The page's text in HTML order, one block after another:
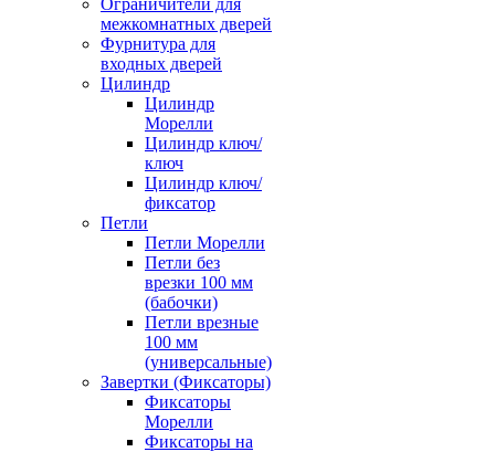
Ограничители для
межкомнатных дверей
Фурнитура для
входных дверей
Цилиндр
Цилиндр
Морелли
Цилиндр ключ/
ключ
Цилиндр ключ/
фиксатор
Петли
Петли Морелли
Петли без
врезки 100 мм
(бабочки)
Петли врезные
100 мм
(универсальные)
Завертки (Фиксаторы)
Фиксаторы
Морелли
Фиксаторы на